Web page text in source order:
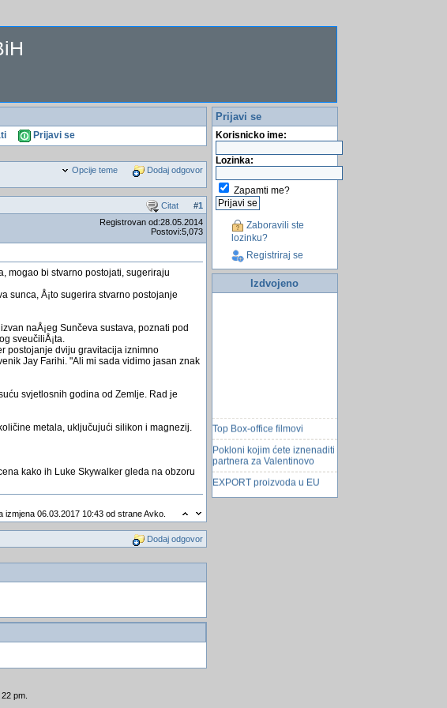
Prijavi se
Opcije teme Dodaj odgovor
Citat #1
Registrovan od:28.05.2014
Postovi:5,073
mogao bi stvarno postojati, sugeriraju
sunca, Å¡to sugerira stvarno postojanje
naÅ¡eg Sunčeva sustava, poznati pod
sveučiliÅ¡ta.
postojanje dviju gravitacija iznimno
Jay Farihi. "Ali mi sada vidimo jasan znak
svjetlosnih godina od Zemlje. Rad je
metala, uključujući silikon i magnezij.
kako ih Luke Skywalker gleda na obzoru
izmjena 06.03.2017 10:43 od strane Avko.
Dodaj odgovor
pm.
Prijavi se
Korisnicko ime:
Lozinka:
Zapamti me?
Zaboravili ste
lozinku?
Registriraj se
Izdvojeno
Top Box-office filmovi
Pokloni kojim ćete iznenaditi
partnera za Valentinovo
EXPORT proizvoda u EU
Hakeri osnovali svoje